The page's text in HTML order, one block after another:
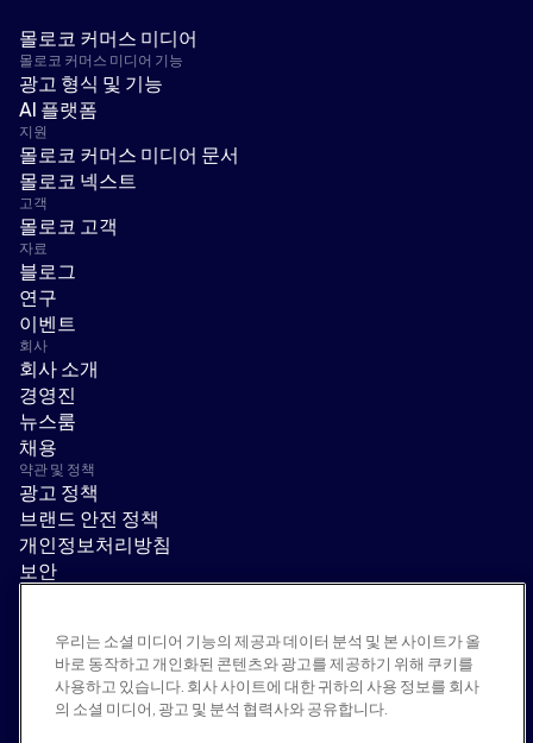
몰로코 커머스 미디어
몰로코 커머스 미디어 기능
광고 형식 및 기능
AI 플랫폼
지원
몰로코 커머스 미디어 문서
몰로코 넥스트
고객
몰로코 고객
자료
블로그
연구
이벤트
회사
회사 소개
경영진
뉴스룸
채용
약관 및 정책
광고 정책
브랜드 안전 정책
개인정보처리방침
보안
윤리 및 준법 경영
EEO statement & notices
모두 거부
우리는 소셜 미디어 기능의 제공과 데이터 분석 및 본 사이트가 올
바로 동작하고 개인화된 콘텐츠와 광고를 제공하기 위해 쿠키를
사용하고 있습니다. 회사 사이트에 대한 귀하의 사용 정보를 회사
의 소셜 미디어, 광고 및 분석 협력사와 공유합니다.